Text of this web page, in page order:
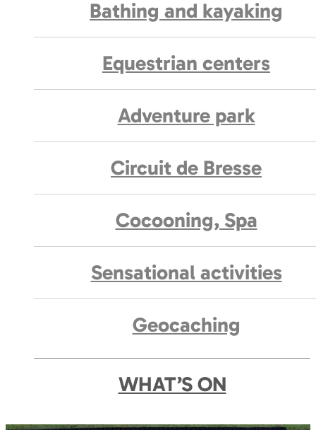
Bathing and kayaking
Equestrian centers
Adventure park
Circuit de Bresse
Cocooning, Spa
Sensational activities
Geocaching
WHAT’S ON